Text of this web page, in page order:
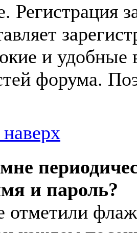
Регистрация
и удобные
форума.
и пароль?
отметили